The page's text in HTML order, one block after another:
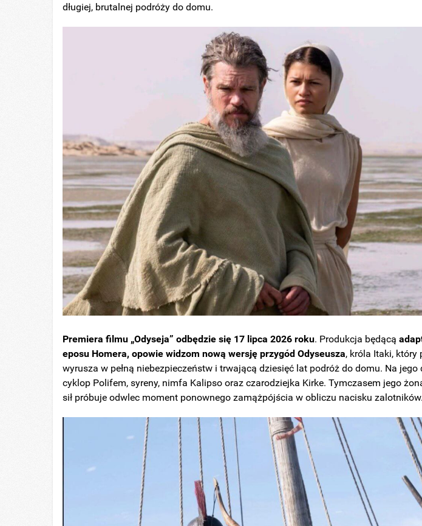
długiej, brutalnej podróży do domu.
Premiera filmu „Odyseja” odbędzie się 17 lipca 2026 roku. Produkcja będącą
eposu Homera, opowie widzom nową wersję przygód Odyseusza, króla Itaki, który
wyrusza w pełną niebezpieczeństw i trwającą dziesięć lat podróż do domu. Na jego
cyklop Polifem, syreny, nimfa Kalipso oraz czarodziejka Kirke. Tymczasem jego
sił próbuje odwlec moment ponownego zamążpójścia w obliczu nacisku zalotników.